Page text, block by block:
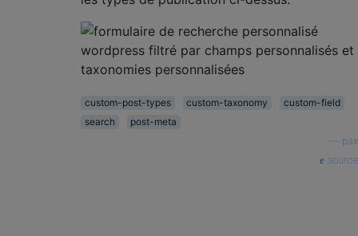
custom-post-types custom-taxonomy
custom-field
search
post-meta
pax
source